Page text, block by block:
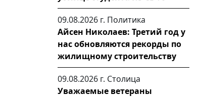
09.08.2026 г. Политика
Айсен Николаев: Третий год у
нас обновляются рекорды по
жилищному строительству
09.08.2026 г. Столица
Уважаемые ветераны